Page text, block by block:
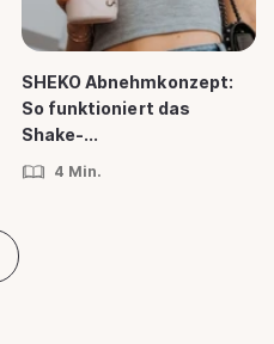
SHEKO Abnehmkonzept:
So funktioniert das
Shake-...
4 Min.